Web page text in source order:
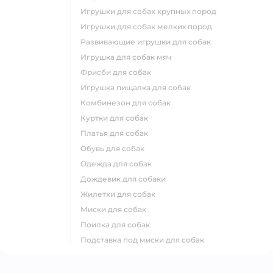
игрушки для собак крупных пород
игрушки для собак мелких пород
развивающие игрушки для собак
игрушка для собак мяч
фрисби для собак
игрушка пищалка для собак
комбинезон для собак
куртки для собак
платья для собак
обувь для собак
одежда для собак
дождевик для собаки
жилетки для собак
миски для собак
поилка для собак
подставка под миски для собак